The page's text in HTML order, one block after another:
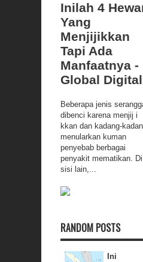
Inilah 4
Yang
Menjijikkan
Tapi Ada
Manfaatnya -
Global Digital
Beberapa jenis
dibenci karena menjij i
kkan dan kadang-
menularkan kuman
penyebab berbagai
penyakit mematikan. Di
sisi lain,...
RANDOM POSTS
Ini